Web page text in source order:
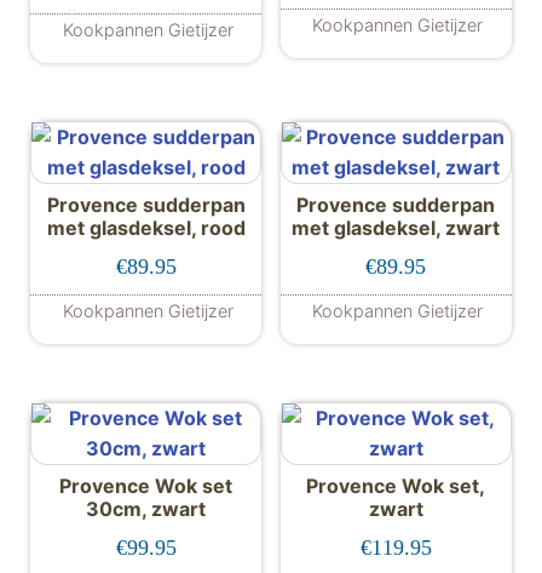
uit 5
Kookpannen Gietijzer Kookpannen Gietijzer
Provence sudderpan
met glasdeksel, rood
€89.95
Kookpannen Gietijzer
Provence sudderpan
met glasdeksel, zwart
€89.95
Kookpannen Gietijzer
Provence Wok set
30cm, zwart
€99.95
Provence Wok set,
zwart
€119.95